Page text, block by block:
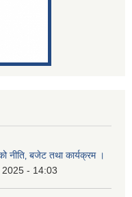
बजेट तथा कार्यक्रम ।
- 14:03